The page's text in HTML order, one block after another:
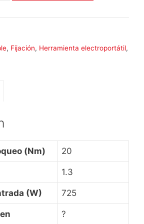
, Fijación, Herramienta electroportátil,
(Nm) 20
1.3
(W) 725
?